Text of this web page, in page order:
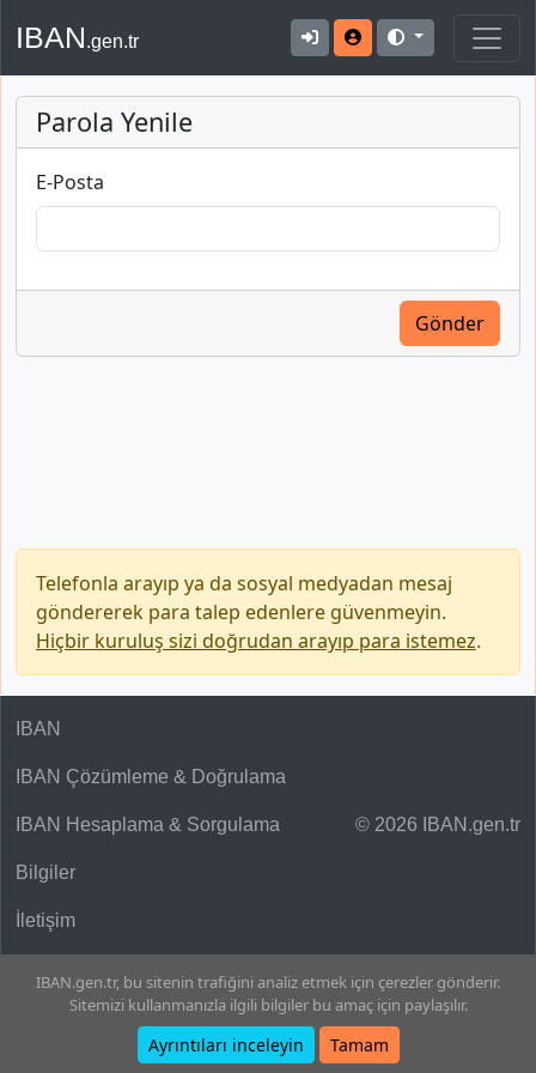
IBAN.gen.tr
Parola Yenile
E-Posta
Gönder
Telefonla arayıp ya da sosyal medyadan mesaj
göndererek para talep edenlere güvenmeyin.
Hiçbir kuruluş sizi doğrudan arayıp para istemez.
© 2026 IBAN.gen.tr
IBAN
IBAN Çözümleme & Doğrulama
IBAN Hesaplama & Sorgulama
Bilgiler
İletişim
IBAN.gen.tr, bu sitenin trafiğini analiz etmek için çerezler gönderir.
Sitemizi kullanmanızla ilgili bilgiler bu amaç için paylaşılır.
Ayrıntıları inceleyin Tamam